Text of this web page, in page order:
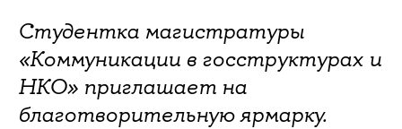
Студентка магистратуры
«Коммуникации в госструктурах и
НКО» приглашает на
благотворительную ярмарку.